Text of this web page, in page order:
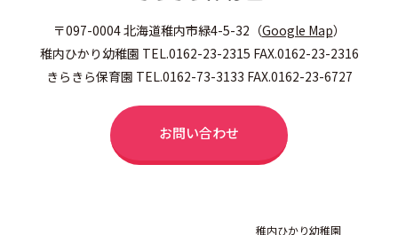
〒097-0004 北海道稚内市緑4-5-32（Google Map）
稚内ひかり幼稚園 TEL.0162-23-2315 FAX.0162-23-2316
きらきら保育園 TEL.0162-73-3133 FAX.0162-23-6727
お問い合わせ
稚内ひかり幼稚園